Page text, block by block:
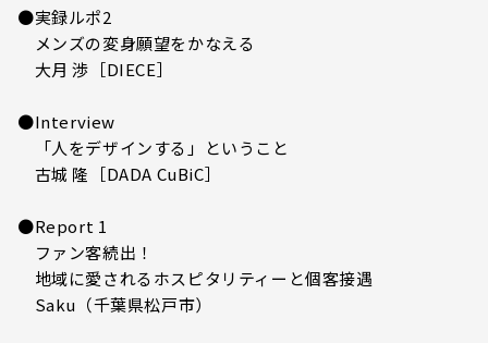
●実録ルポ2
メンズの変身願望をかなえる
大月 渉［DIECE］
●Interview
「人をデザインする」ということ
古城 隆［DADA CuBiC］
●Report 1
ファン客続出！
地域に愛されるホスピタリティーと個客接遇
Saku（千葉県松戸市）